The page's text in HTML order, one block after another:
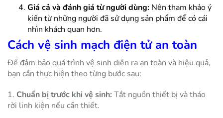
Giá cả và đánh giá từ người dùng: Nên tham khảo ý
kiến từ những người đã sử dụng sản phẩm để có cái
nhìn khách quan hơn.
Cách vệ sinh mạch điện tử an toàn
Để đảm bảo quá trình vệ sinh diễn ra an toàn và hiệu quả,
bạn cần thực hiện theo từng bước sau:
1. Chuẩn bị trước khi vệ sinh: Tắt nguồn thiết bị và tháo
rời linh kiện nếu cần thiết.